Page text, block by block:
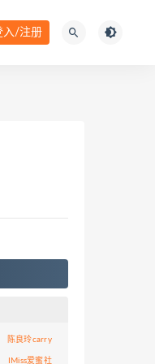
入/注册
陈良玲carry
IMiss爱蜜社